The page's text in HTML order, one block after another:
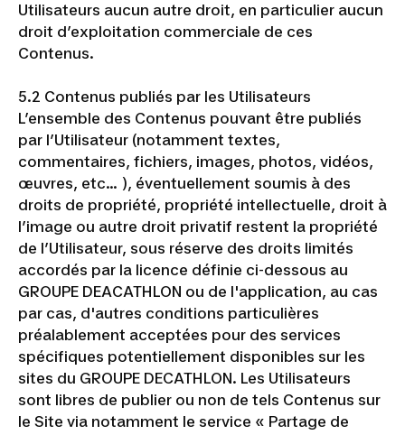
Utilisateurs aucun autre droit, en particulier aucun
droit d’exploitation commerciale de ces
Contenus.
5.2 Contenus publiés par les Utilisateurs
L’ensemble des Contenus pouvant être publiés
par l’Utilisateur (notamment textes,
commentaires, fichiers, images, photos, vidéos,
œuvres, etc… ), éventuellement soumis à des
droits de propriété, propriété intellectuelle, droit à
l’image ou autre droit privatif restent la propriété
de l’Utilisateur, sous réserve des droits limités
accordés par la licence définie ci-dessous au
GROUPE DEACATHLON ou de l'application, au cas
par cas, d'autres conditions particulières
préalablement acceptées pour des services
spécifiques potentiellement disponibles sur les
sites du GROUPE DECATHLON. Les Utilisateurs
sont libres de publier ou non de tels Contenus sur
le Site via notamment le service « Partage de